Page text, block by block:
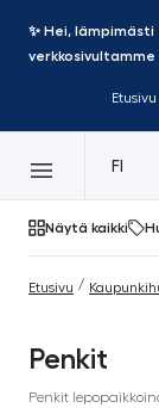
✨ Hei,
Etusivu
FI
Näytä kaikki
Etusivu /
Penkit
Penkit